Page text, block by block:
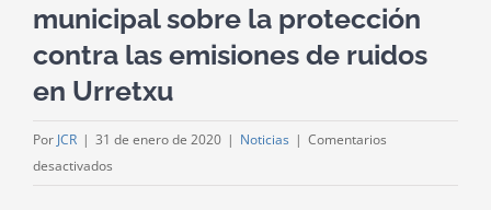
municipal sobre la protección
contra las emisiones de ruidos
en Urretxu
Por JCR | 31 de enero de 2020 | Noticias | Comentarios
desactivados